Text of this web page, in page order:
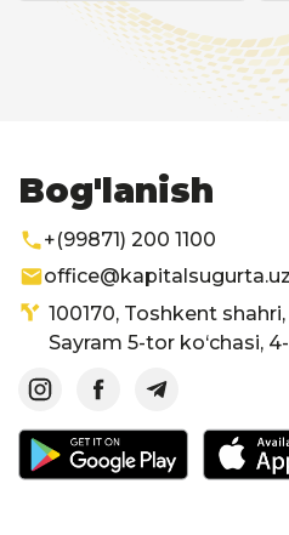
Bog'lanish
+(99871) 200 1100
office@kapitalsugurta.uz
100170, Toshkent
Sayram 5-tor ko‘chasi,